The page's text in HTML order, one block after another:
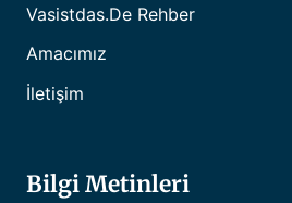
Vasistdas.de Rehber
Amacımız
İletişim
Bilgi Metinleri